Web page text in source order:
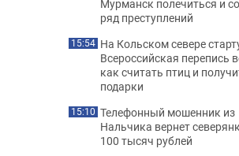
Мурманск полечиться и
ряд преступлений
15:54 На Кольском севере
Всероссийская перепись
как считать птиц и
подарки
15:10 Телефонный мошенник из
Нальчика вернет
100 тысяч рублей